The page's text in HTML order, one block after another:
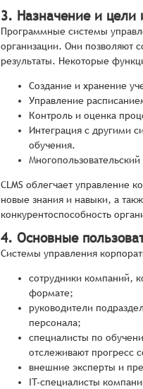
3. Назначение и цели
Программные системы
организации. Они позволяют
результаты. Некоторые
Создание и хранение
Управление
Контроль и оценка
Интеграция с другими
обучения.
CLMS облегчает управление
новые знания и навыки, а
конкурентоспособность
4. Основные
Системы управления
сотрудники компаний,
формате;
руководители
персонала;
специалисты по
отслеживают прогресс
внешние эксперты и
IT-специалисты